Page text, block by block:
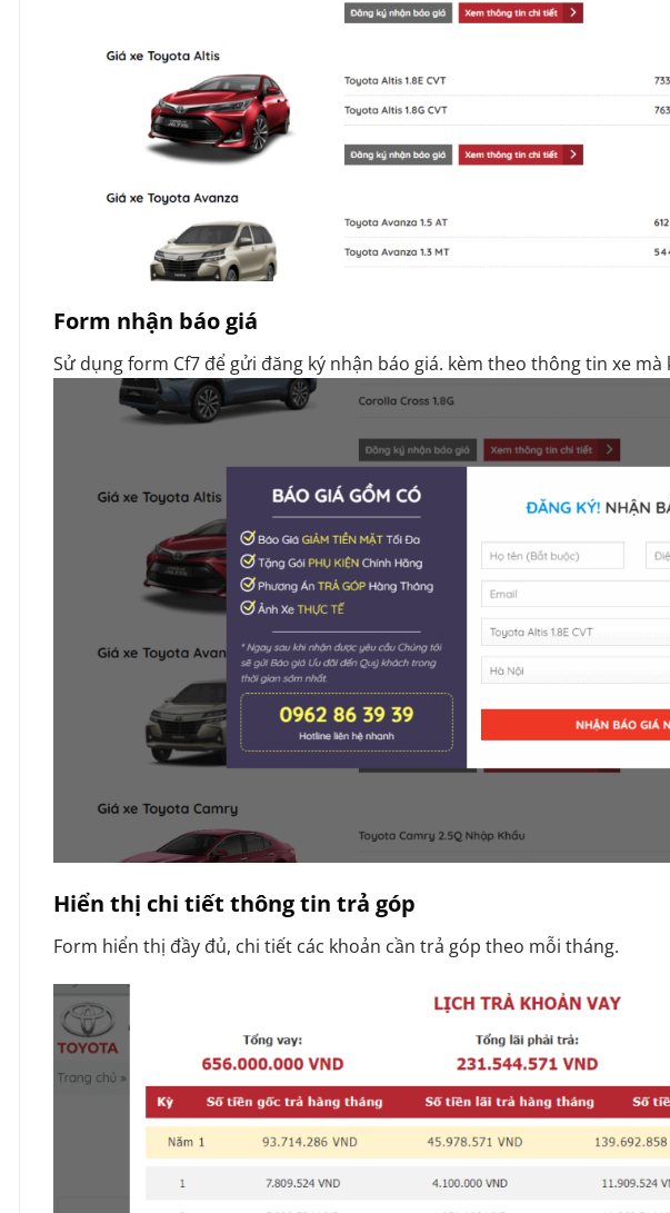
Form nhận báo giá
Sử dụng form Cf7 để gửi đăng ký nhận báo giá. kèm theo thông tin xe
Hiển thị chi tiết thông tin trả góp
Form hiển thị đầy đủ, chi tiết các khoản cần trả góp theo mỗi tháng.